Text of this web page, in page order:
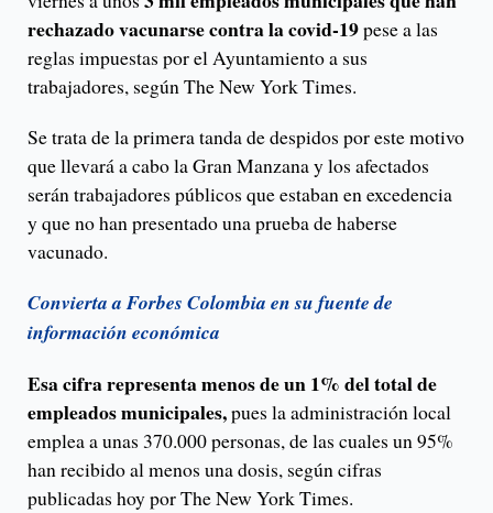
rechazado vacunarse contra la covid-19pese a las
reglas impuestas por el Ayuntamiento a sus
trabajadores, según The New York Times.
Se trata de la primera tanda de despidos por este motivo
que llevará a cabo la Gran Manzana y los afectados
serán trabajadores públicos que estaban en excedencia
y que no han presentado una prueba de haberse
vacunado.
Convierta a Forbes Colombia en su fuente de
información económica
Esa cifra representa menos de un 1% del total de
empleados municipales,pues la administración local
emplea a unas 370.000 personas, de las cuales un 95%
han recibido al menos una dosis, según cifras
publicadas hoy por The New York Times.